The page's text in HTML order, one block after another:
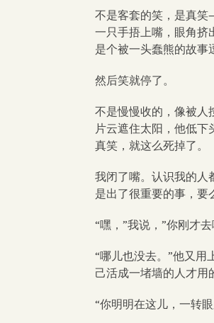
不是客套的笑，是真
一只手捂上嘴，眼角挤
是个被一头蠢熊的故事
然后笑就停了。
不是慢慢收的，像被
片云遮住太阳，他低
真笑，就这么死掉了。
我闭了嘴。认识我的人
是出了很重要的事，要
“嘿，”我说，”你刚才
“哪儿也没去。”他又
己活成一堵墙的人才用
“你明明在这儿，一转